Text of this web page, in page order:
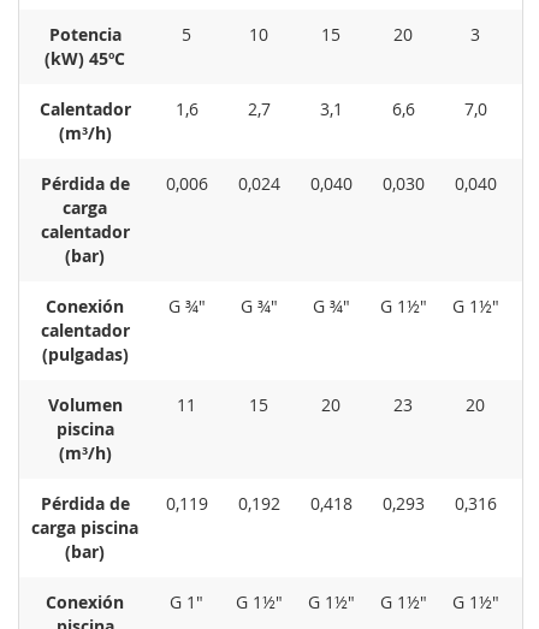
Potencia
(kW) 45ºC
5 10 15 20 3
Calentador
(m³/h)
1,6 2,7 3,1 6,6 7,0
Pérdida de
carga
calentador
(bar)
0,006 0,024 0,040 0,030 0,040
Conexión
calentador
(pulgadas)
G ¾" G ¾" G ¾" G 1½" G 1½"
Volumen
piscina
(m³/h)
11 15 20 23 20
Pérdida de
carga piscina
(bar)
0,119 0,192 0,418 0,293 0,316
Conexión
G 1" G 1½" G 1½" G 1½" G 1½"